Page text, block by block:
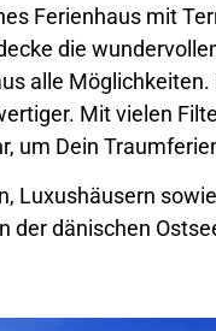
Ferienhaus mit
die
alle
Mit vielen
um Dein
Luxushäusern
der dänischen